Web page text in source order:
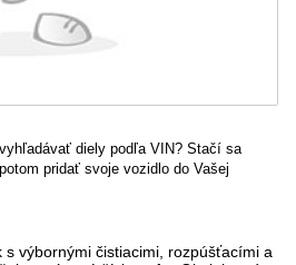
diely podľa VIN? Stačí sa
potom pridať svoje vozidlo do Vašej
s výbornými čistiacimi, rozpúšťacími a